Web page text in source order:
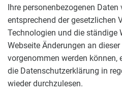
Ihre personenbezogenen
entsprechend der gesetzlichen
Technologien und die ständige
Webseite Änderungen an
vorgenommen werden können,
die Datenschutzerklärung in
wieder durchzulesen.